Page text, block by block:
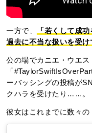
一方で、 「若くして成
過去に不当な扱いを受け
公の場でカニエ・ウエス
「
ーバッシングの投稿が
クハラを受けたり……。
彼女はこれまでに数々の